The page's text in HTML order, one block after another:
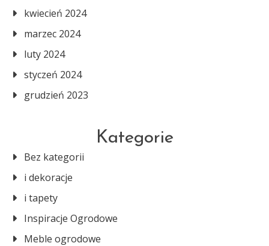
kwiecień 2024
marzec 2024
luty 2024
styczeń 2024
grudzień 2023
Kategorie
Bez kategorii
i dekoracje
i tapety
Inspiracje Ogrodowe
Meble ogrodowe